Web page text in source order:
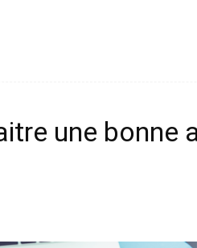
une bonne